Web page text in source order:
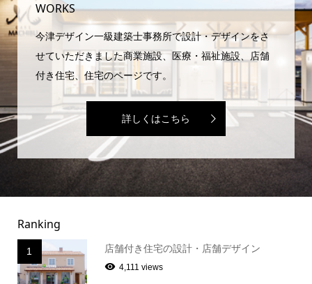
WORKS
今津デザイン一級建築士事務所で設計・デザインをさ
せていただきました商業施設、医療・福祉施設、店舗
付き住宅、住宅のページです。
詳しくはこちら
Ranking
1 店舗付き住宅の設計・店舗デザイン
4,111 views